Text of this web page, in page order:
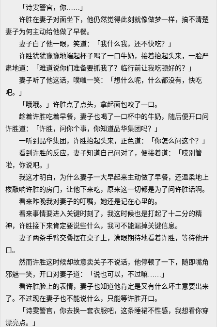
「诗雯警官，你……」
许胜在妻子对面坐下，他仍然觉得此刻就像做梦一样，搞不清楚
妻子为何主动给他做了早餐。
妻子白了他一眼，笑道：「我什么我，还不快吃？」
许胜犹犹豫豫地端起杯子喝了一口牛奶，接着抬起头来，一脸严
肃地道：「难道说你们准备要抓我了？临行前让我吃顿好的？」
妻子听了他这话，噗嗤一笑：「想什么呢，什么都没有，快吃
吧。」
「哦哦。」许胜点了点头，拿起面包咬了一口。
趁着许胜吃着早餐，妻子也喝了一口杯中的牛奶，随后便开口问
许胜道：「许胜，问你个事，你知道品华集团吗？」
一听到品华集团，许胜抬起头来，正色道：「你怎么问这个？」
看到许胜的反应，妻子知道自己问对了，便接着道：「哎别管
啦，你说吧。」
我这才明白，为什么妻子一大早起来主动做了早餐，还温柔地上
楼敲响许胜的房门，让他下来吃，原来这一切都是为了问许胜话啊。
看来昨晚我对妻子的叮嘱，她还是记在心里的。
看来事情要进入关键时刻了，我这时候也是打起了十二分的精
神，许胜接下来肯定要说些什么，我可不能漏掉关键信息。
妻子两条手臂交叠摆在桌子上，满眼期待地看着许胜，等待他开
口。
然而许胜这时候却故意卖关子不说话，他停顿了一下，随即嘴角
邪魅一笑，开口对妻子道：「说也可以，不过嘛……」
看许胜脸上的表情，妻子也知道他肯定是又有什么坏主意要出来
了。不过现在妻子也不能说什么，只能等许胜开口。
「诗雯警官，你去换一套衣服吧，这条睡裙不性感，我想看你穿
漂亮点。」